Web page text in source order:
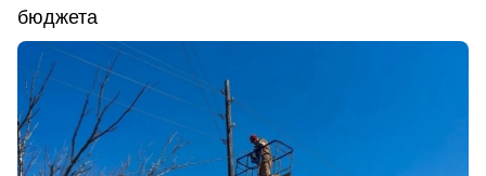
бюджета